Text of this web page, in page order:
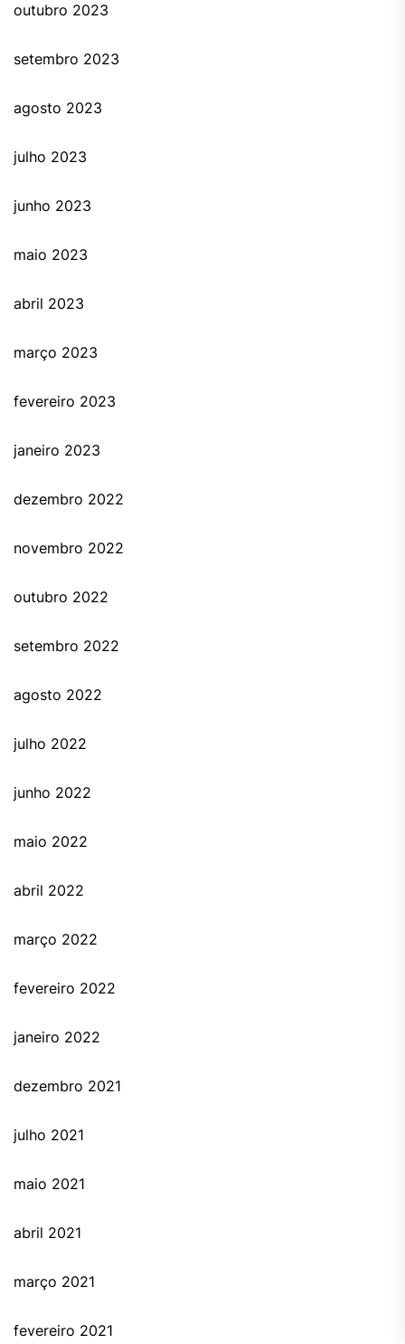
outubro 2023
setembro 2023
agosto 2023
julho 2023
junho 2023
maio 2023
abril 2023
março 2023
fevereiro 2023
janeiro 2023
dezembro 2022
novembro 2022
outubro 2022
setembro 2022
agosto 2022
julho 2022
junho 2022
maio 2022
abril 2022
março 2022
fevereiro 2022
janeiro 2022
dezembro 2021
julho 2021
maio 2021
abril 2021
março 2021
fevereiro 2021